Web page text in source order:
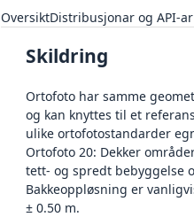
OversiktDistribusjonar og API-ar
Skildring
Ortofoto har samme
og kan knyttes til et
ulike ortofotostandarder
Ortofoto 20: Dekker
tett- og spredt bebyggelse
Bakkeoppløsning er
± 0.50 m.